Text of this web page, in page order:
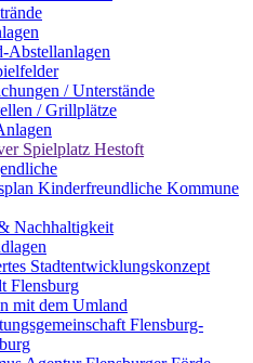
Abstellanlagen
/ Unterstände
/ Grillplätze
Spielplatz Hestoft
Kinderfreundliche Kommune
Nachhaltigkeit
Stadtentwicklungskonzept
Flensburg
mit dem Umland
Flensburg-